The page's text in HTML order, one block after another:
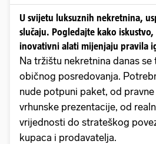
U svijetu luksuznih nekretnina,
slučaju. Pogledajte kako
inovativni alati mijenjaju pravila
Na tržištu nekretnina danas se
običnog posredovanja.
nude potpuni paket, od
vrhunske prezentacije, od
vrijednosti do strateškog
kupaca i prodavatelja.